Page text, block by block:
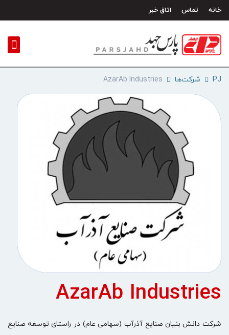
خانه تماس اتاق خبر
PJ شرکت‌ها AzarAb Industries
AzarAb Industries
شرکت دانش بنیان صنایع آذرآب (سهامی عام) در راستای توسعه صنایع